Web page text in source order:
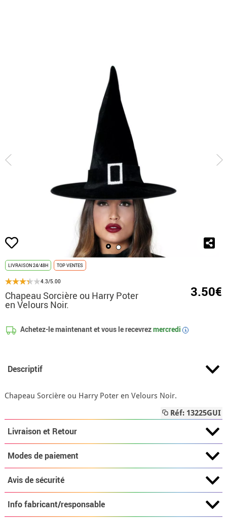
LIVRAISON 24/48H TOP VENTES
4.3/5.00
Chapeau Sorcière ou Harry Poter
en Velours Noir.
3.50€
Achetez-le maintenant et vous le recevrezmercredi i
Descriptif
Chapeau Sorcière ou Harry Poter en Velours Noir.
Réf: 13225GUI
Livraison et Retour
Modes de paiement
Avis de sécurité
Info fabricant/responsable